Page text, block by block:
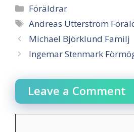
Categories
Föräldrar
Tags
Andreas Utterström
Michael Björklund Familj
Ingemar Stenmark
Leave a Comment